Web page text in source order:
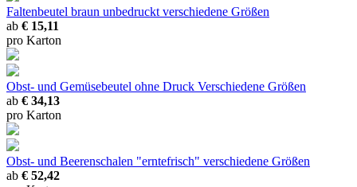
Faltenbeutel braun unbedruckt verschiedene Größen
ab € 15,11
pro Karton
Obst- und Gemüsebeutel ohne Druck Verschiedene Größen
ab € 34,13
pro Karton
Obst- und Beerenschalen "erntefrisch" verschiedene Größen
ab € 52,42